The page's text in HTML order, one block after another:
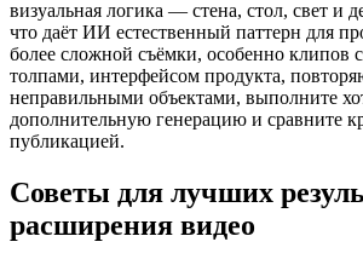
визуальная логика — стена, стол, свет и
что даёт ИИ естественный паттерн для
более сложной съёмки, особенно клипов
толпами, интерфейсом продукта,
неправильными объектами, выполните
дополнительную генерацию и сравните
публикацией.
Советы для лучших
расширения видео